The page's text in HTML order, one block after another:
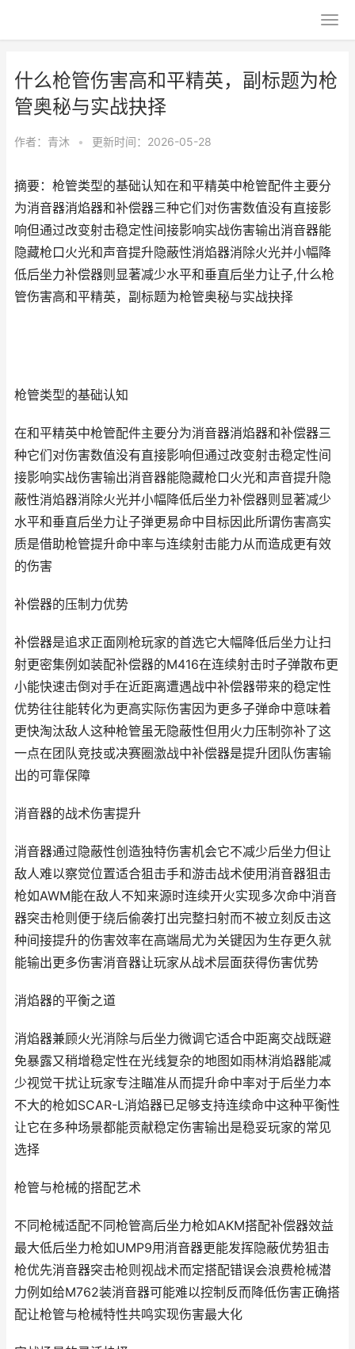
什么枪管伤害高和平精英，副标题为枪
管奥秘与实战抉择
作者： 青沐 • 更新时间：2026-05-28
摘要：枪管类型的基础认知在和平精英中枪管配件主要分
为消音器消焰器和补偿器三种它们对伤害数值没有直接影
响但通过改变射击稳定性间接影响实战伤害输出消音器能
隐藏枪口火光和声音提升隐蔽性消焰器消除火光并小幅降
低后坐力补偿器则显著减少水平和垂直后坐力让子,什么枪
管伤害高和平精英，副标题为枪管奥秘与实战抉择
枪管类型的基础认知
在和平精英中枪管配件主要分为消音器消焰器和补偿器三
种它们对伤害数值没有直接影响但通过改变射击稳定性间
接影响实战伤害输出消音器能隐藏枪口火光和声音提升隐
蔽性消焰器消除火光并小幅降低后坐力补偿器则显著减少
水平和垂直后坐力让子弹更易命中目标因此所谓伤害高实
质是借助枪管提升命中率与连续射击能力从而造成更有效
的伤害
补偿器的压制力优势
补偿器是追求正面刚枪玩家的首选它大幅降低后坐力让扫
射更密集例如装配补偿器的M416在连续射击时子弹散布更
小能快速击倒对手在近距离遭遇战中补偿器带来的稳定性
优势往往能转化为更高实际伤害因为更多子弹命中意味着
更快淘汰敌人这种枪管虽无隐蔽性但用火力压制弥补了这
一点在团队竞技或决赛圈激战中补偿器是提升团队伤害输
出的可靠保障
消音器的战术伤害提升
消音器通过隐蔽性创造独特伤害机会它不减少后坐力但让
敌人难以察觉位置适合狙击手和游击战术使用消音器狙击
枪如AWM能在敌人不知来源时连续开火实现多次命中消音
器突击枪则便于绕后偷袭打出完整扫射而不被立刻反击这
种间接提升的伤害效率在高端局尤为关键因为生存更久就
能输出更多伤害消音器让玩家从战术层面获得伤害优势
消焰器的平衡之道
消焰器兼顾火光消除与后坐力微调它适合中距离交战既避
免暴露又稍增稳定性在光线复杂的地图如雨林消焰器能减
少视觉干扰让玩家专注瞄准从而提升命中率对于后坐力本
不大的枪如SCAR-L消焰器已足够支持连续命中这种平衡性
让它在多种场景都能贡献稳定伤害输出是稳妥玩家的常见
选择
枪管与枪械的搭配艺术
不同枪械适配不同枪管高后坐力枪如AKM搭配补偿器效益
最大低后坐力枪如UMP9用消音器更能发挥隐蔽优势狙击
枪优先消音器突击枪则视战术而定搭配错误会浪费枪械潜
力例如给M762装消音器可能难以控制反而降低伤害正确搭
配让枪管与枪械特性共鸣实现伤害最大化